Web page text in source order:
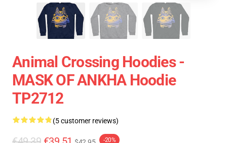
Animal Crossing Hoodies -
MASK OF ANKHA Hoodie
TP2712
(5 customer reviews)
-20%